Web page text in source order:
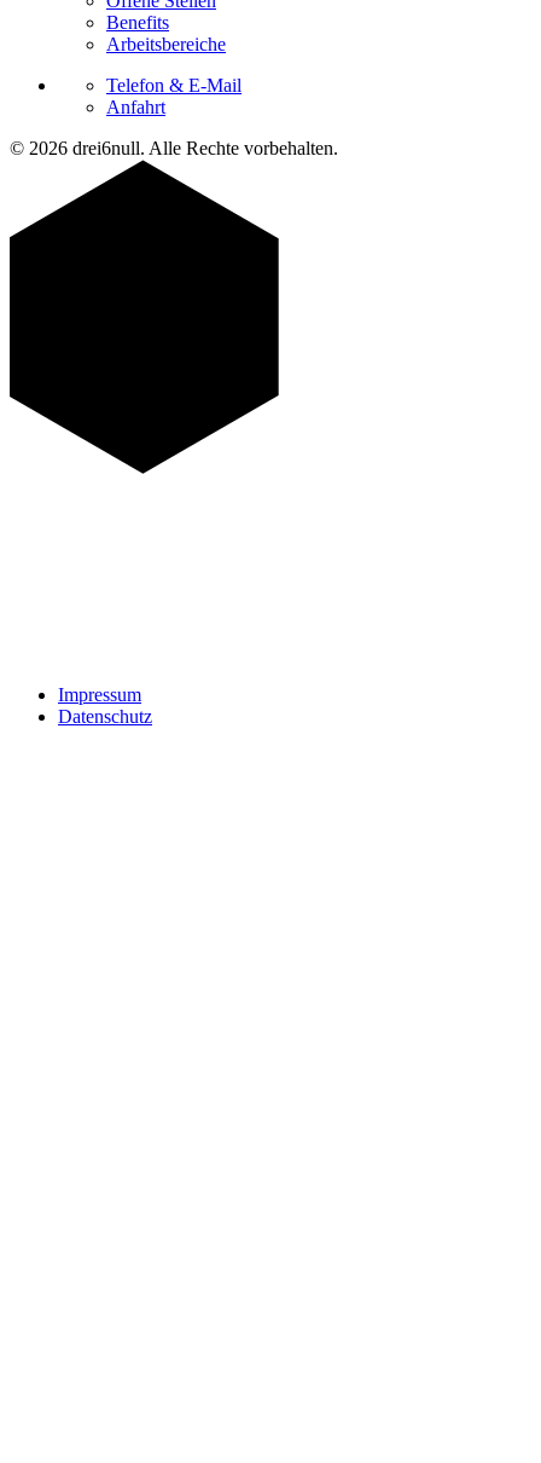
Benefits
Arbeitsbereiche
Telefon & E-Mail
Anfahrt
© 2026 drei6null. Alle Rechte vorbehalten.
Impressum
Datenschutz